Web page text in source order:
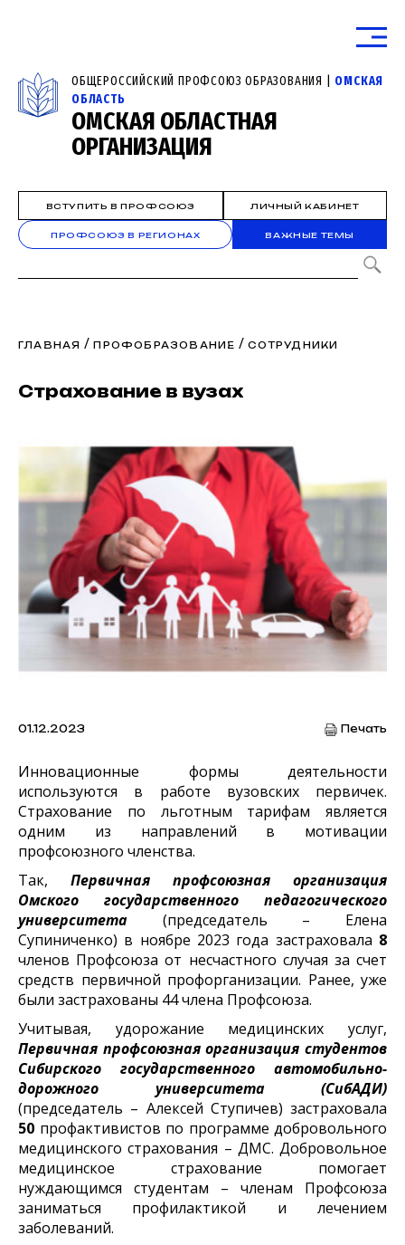
ОБЩЕРОССИЙСКИЙ ПРОФСОЮЗ ОБРАЗОВАНИЯ | ОМСКАЯ
ОБЛАСТЬ
ОМСКАЯ ОБЛАСТНАЯ
ОРГАНИЗАЦИЯ
ВСТУПИТЬ В ПРОФСОЮЗ ЛИЧНЫЙ КАБИНЕТ
ПРОФСОЮЗ В РЕГИОНАХ ВАЖНЫЕ ТЕМЫ
ГЛАВНАЯ /ПРОФОБРАЗОВАНИЕ /СОТРУДНИКИ
Страхование в вузах
01.12.2023 Печать
Инновационные формы деятельности
используются в работе вузовских первичек.
Страхование по льготным тарифам является
одним из направлений в мотивации
профсоюзного членства.
Так, Первичная профсоюзная организация
Омского государственного педагогического
университета (председатель – Елена
Супиниченко) в ноябре 2023 года застраховала 8
членов Профсоюза от несчастного случая за счет
средств первичной профорганизации. Ранее, уже
были застрахованы 44 члена Профсоюза.
Учитывая, удорожание медицинских услуг,
Первичная профсоюзная организация студентов
Сибирского государственного автомобильно-
дорожного университета (СибАДИ)
(председатель – Алексей Ступичев) застраховала
50 профактивистов по программе добровольного
медицинского страхования – ДМС. Добровольное
медицинское страхование помогает
нуждающимся студентам – членам Профсоюза
заниматься профилактикой и лечением
заболеваний.